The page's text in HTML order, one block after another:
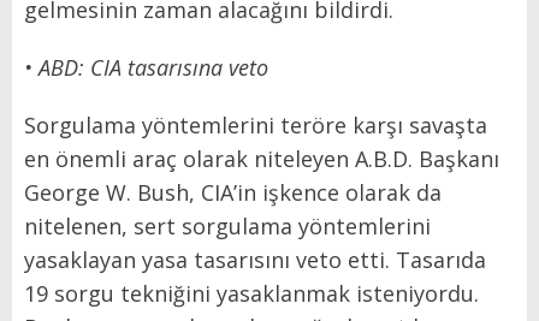
gelmesinin zaman alacağını bildirdi.
• ABD: CIA tasarısına veto
Sorgulama yöntemlerini teröre karşı savaşta
en önemli araç olarak niteleyen A.B.D. Başkanı
George W. Bush, CIA’in işkence olarak da
nitelenen, sert sorgulama yöntemlerini
yasaklayan yasa tasarısını veto etti. Tasarıda
19 sorgu tekniğini yasaklanmak isteniyordu.